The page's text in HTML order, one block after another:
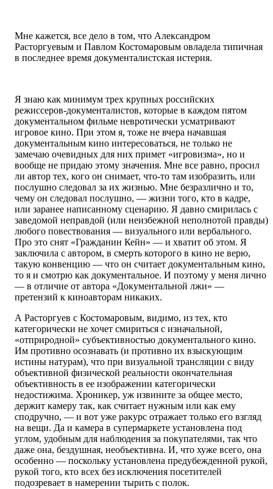
Мне кажется, все дело в том, что Александром
Расторгуевым и Павлом Костомаровым овладела типичная
в последнее время документалистская истерия.
Я знаю как минимум трех крупных российских
режиссеров-документалистов, которые в каждом пятом
документальном фильме невротически усматривают
игровое кино. При этом я, тоже не вчера начавшая
документальным кино интересоваться, не только не
замечаю очевидных для них примет «игровизма», но и
вообще не придаю этому значения. Мне все равно, просил
ли автор тех, кого он снимает, что-то там изобразить, или
послушно следовал за их жизнью. Мне безразлично и то,
чему он следовал послушно, — жизни того, кто в кадре,
или заранее написанному сценарию. Я давно смирилась с
заведомой неправдой (или неизбежной неполнотой правды)
любого повествования — визуального или вербального.
Про это снят «Гражданин Кейн» — и хватит об этом. Я
заключила с автором, в смерть которого в кино не верю,
такую конвенцию — что он считает документальным кино,
то я и смотрю как документальное. И поэтому у меня лично
— в отличие от автора «Документальной лжи» —
претензий к киноавторам никаких.
А Расторгуев с Костомаровым, видимо, из тех, кто
категорически не хочет смириться с изначальной,
«отприродной» субъективностью документального кино.
Им противно осознавать (и противно их взыскующим
истины натурам), что при визуальной трансляции с виду
объективной физической реальности окончательная
объективность в ее изображении категорически
недостижима. Хроникер, уж извините за общее место,
держит камеру так, как считает нужным или как ему
сподручно, — и вот уже ракурс отражает только его взгляд
на вещи. Да и камера в супермаркете установлена под
углом, удобным для наблюдения за покупателями, так что
даже она, бездушная, необъективна. И, что хуже всего, она
особенно — поскольку установлена предубежденной рукой,
рукой того, кто всех без исключения посетителей
подозревает в намерении тырить с полок.